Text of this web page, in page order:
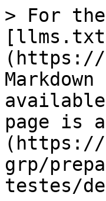
> For
(https://
page is
(https://
grp/
testes/